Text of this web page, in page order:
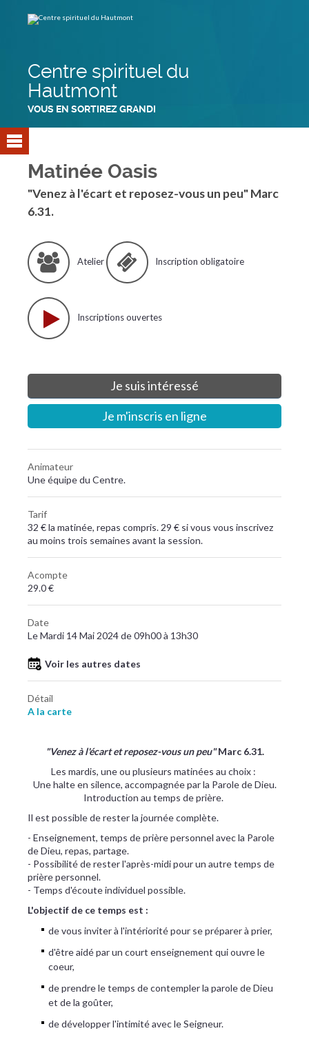
contenu.
Centre spirituel du
Hautmont
VOUS EN SORTIREZ GRANDI
Matinée Oasis
"Venez à l'écart et reposez-vous un peu" Marc
6.31.
Atelier Inscription obligatoire
Inscriptions ouvertes
Je suis intéressé
Je m'inscris en ligne
Animateur
Une équipe du Centre.
Tarif
32 € la matinée, repas compris. 29 € si vous vous inscrivez
au moins trois semaines avant la session.
Acompte
29.0 €
Date
Le Mardi 14 Mai 2024 de 09h00 à 13h30
Voir les autres dates
Détail
A la carte
"Venez à l'écart et reposez-vous un peu"Marc 6.31.
Les mardis, une ou plusieurs matinées au choix :
Une halte en silence, accompagnée par la Parole de Dieu.
Introduction au temps de prière.
Il est possible de rester la journée complète.
- Enseignement, temps de prière personnel avec la Parole
de Dieu, repas, partage.
- Possibilité de rester l'après-midi pour un autre temps de
prière personnel.
- Temps d'écoute individuel possible.
L'objectif de ce temps est :
de vous inviter à l'intériorité pour se préparer à prier,
d'être aidé par un court enseignement qui ouvre le
coeur,
de prendre le temps de contempler la parole de Dieu
et de la goûter,
de développer l'intimité avec le Seigneur.